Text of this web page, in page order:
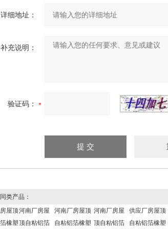
详细地址：
补充说明：
验证码：
类产品：
屋顶
橡塑
河南厂房屋
顶自粘铝箔
河南厂房屋顶
自粘铝箔橡塑
河南厂房屋
顶自粘铝箔
供应厂房屋顶
自粘铝箔橡塑